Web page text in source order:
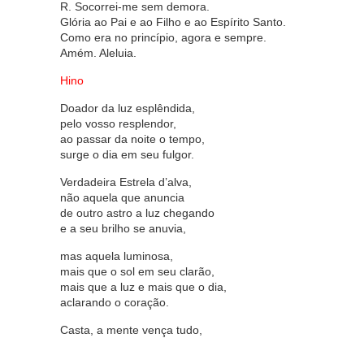
R. Socorrei-me sem demora.
Glória ao Pai e ao Filho e ao Espírito Santo.
Como era no princípio, agora e sempre.
Amém. Aleluia.
Hino
Doador da luz esplêndida,
pelo vosso resplendor,
ao passar da noite o tempo,
surge o dia em seu fulgor.
Verdadeira Estrela d’alva,
não aquela que anuncia
de outro astro a luz chegando
e a seu brilho se anuvia,
mas aquela luminosa,
mais que o sol em seu clarão,
mais que a luz e mais que o dia,
aclarando o coração.
Casta, a mente vença tudo,